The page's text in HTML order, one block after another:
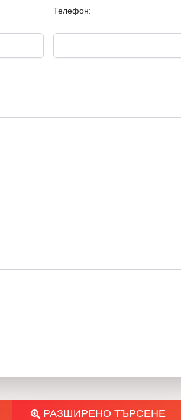
коментари или желаете
Whatsapp – Денонощно:
Телефон:
РАЗШИРЕНО ТЪРСЕНЕ